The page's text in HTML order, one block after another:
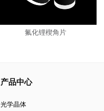
氟化锂楔角片
产品中心
光学晶体